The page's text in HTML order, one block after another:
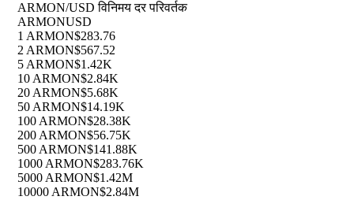
ARMON/USD विनिमय दर परिवर्तक
ARMONUSD
1 ARMON$283.76
2 ARMON$567.52
5 ARMON$1.42K
10 ARMON$2.84K
20 ARMON$5.68K
50 ARMON$14.19K
100 ARMON$28.38K
200 ARMON$56.75K
500 ARMON$141.88K
1000 ARMON$283.76K
5000 ARMON$1.42M
10000 ARMON$2.84M